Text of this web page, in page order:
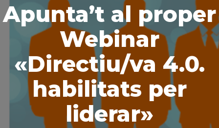
Apunta’t al proper
Webinar
«Directiu/va 4.0.
habilitats per
liderar»